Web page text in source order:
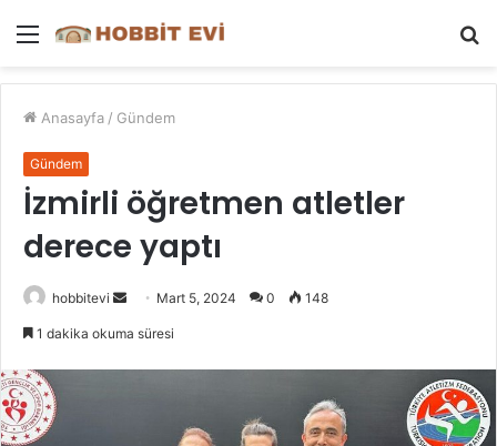
Menü
Anasayfa / Gündem
Gündem
İzmirli öğretmen atletler
derece yaptı
hobbitevi
Bir
Mart 5, 2024 0 148
1 dakika okuma süresi